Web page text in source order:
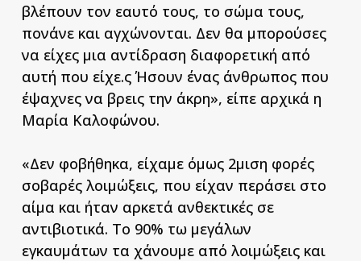
βλέπουν τον εαυτό τους, το σώμα τους,
πονάνε και αγχώνονται. Δεν θα μπορούσες
να είχες μια αντίδραση διαφορετική από
αυτή που είχε.ς Ήσουν ένας άνθρωπος που
έψαχνες να βρεις την άκρη», είπε αρχικά η
Μαρία Καλοφώνου.
«Δεν φοβήθηκα, είχαμε όμως 2μιση φορές
σοβαρές λοιμώξεις, που είχαν περάσει στο
αίμα και ήταν αρκετά ανθεκτικές σε
αντιβιοτικά. Το 90% τω μεγάλων
εγκαυμάτων τα χάνουμε από λοιμώξεις και